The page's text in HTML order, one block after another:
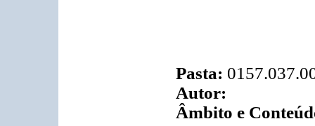
Pasta:
Autor:
Âmbito e